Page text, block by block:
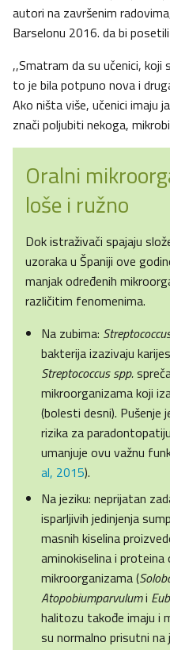
autori na završenim
Barselonu 2016. da bi
,,Smatram da su učenici, koji
to je bila potpuno nova i
Ako ništa više, učenici imaju
znači poljubiti nekoga,
Oralni
loše i ružno
Dok istraživači spajaju
uzoraka u Španiji ove
manjak određenih
različitim fenomenima.
Na zubima:
bakterija izazivaju
Streptococcus spp.
mikroorganizama koji
(bolesti desni).
rizika za
umanjuje ovu važnu
al, 2015).
Na jeziku: neprijatan
isparljivih jedinjenja
masnih kiselina
aminokiselina i
mikroorganizama (
Atopobiumparvulumi
halitozu takođe imaju i
su normalno prisutni na